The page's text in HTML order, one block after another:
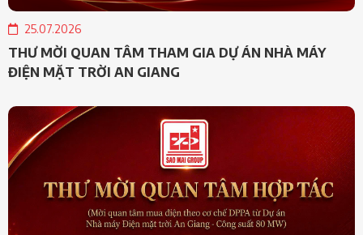
25.07.2026
THƯ MỜI QUAN TÂM THAM GIA DỰ ÁN NHÀ MÁY
ĐIỆN MẶT TRỜI AN GIANG